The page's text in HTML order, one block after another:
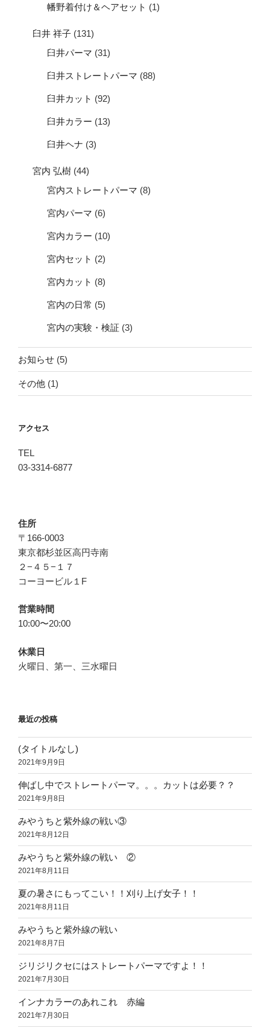
幡野着付け＆ヘアセット (1)
臼井 祥子 (131)
臼井パーマ (31)
臼井ストレートパーマ (88)
臼井カット (92)
臼井カラー (13)
臼井ヘナ (3)
宮内 弘樹 (44)
宮内ストレートパーマ (8)
宮内パーマ (6)
宮内カラー (10)
宮内セット (2)
宮内カット (8)
宮内の日常 (5)
宮内の実験・検証 (3)
お知らせ (5)
その他 (1)
アクセス
TEL
03-3314-6877
住所
〒166-0003
東京都杉並区高円寺南
２−４５−１７
コーヨービル１F
営業時間
10:00〜20:00
休業日
火曜日、第一、三水曜日
最近の投稿
(タイトルなし)
2021年9月9日
伸ばし中でストレートパーマ。。。カットは必要？？
2021年9月8日
みやうちと紫外線の戦い③
2021年8月12日
みやうちと紫外線の戦い ②
2021年8月11日
夏の暑さにもってこい！！刈り上げ女子！！
2021年8月11日
みやうちと紫外線の戦い
2021年8月7日
ジリジリクセにはストレートパーマですよ！！
2021年7月30日
インナカラーのあれこれ 赤編
2021年7月30日